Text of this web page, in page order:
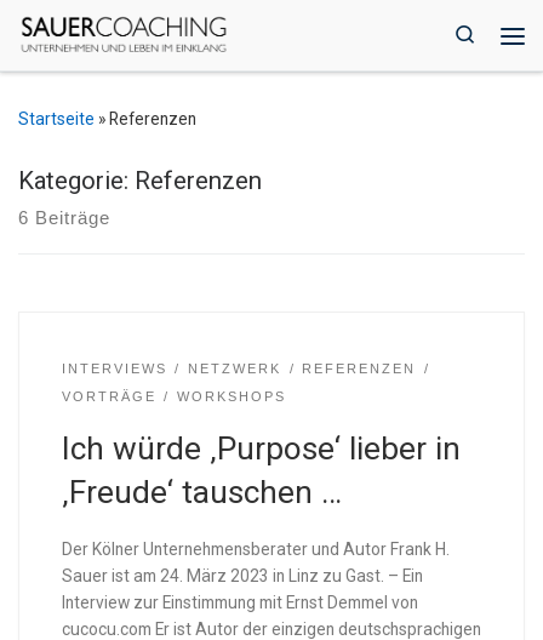
Zum Inhalt springen
Search
Startseite » Referenzen
Kategorie: Referenzen
6 Beiträge
INTERVIEWS NETZWERK
REFERENZEN
VORTRÄGE
WORKSHOPS
Ich würde ‚Purpose‘ lieber in
‚Freude‘ tauschen …
Der Kölner Unternehmensberater und Autor Frank H.
Sauer ist am 24. März 2023 in Linz zu Gast. – Ein
Interview zur Einstimmung mit Ernst Demmel von
cucocu.com Er ist Autor der einzigen deutschsprachigen